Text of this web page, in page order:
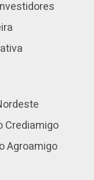
Crediamigo
Agroamigo